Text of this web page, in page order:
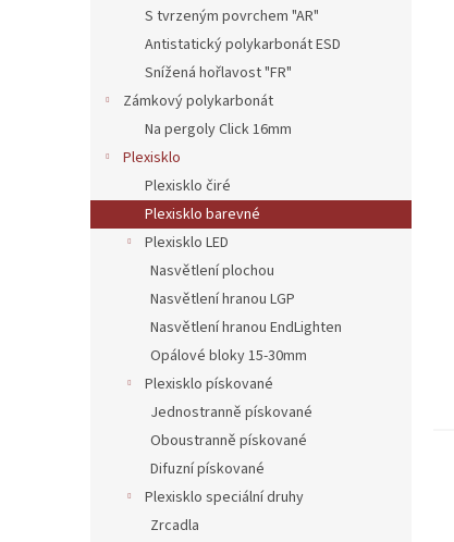
S tvrzeným povrchem "AR"
Antistatický polykarbonát ESD
Snížená hořlavost "FR"
Zámkový polykarbonát
Na pergoly Click 16mm
Plexisklo
Plexisklo čiré
Plexisklo barevné
Plexisklo LED
Nasvětlení plochou
Nasvětlení hranou LGP
Nasvětlení hranou EndLighten
Opálové bloky 15-30mm
Plexisklo pískované
Jednostranně pískované
Oboustranně pískované
Difuzní pískované
Plexisklo speciální druhy
Zrcadla